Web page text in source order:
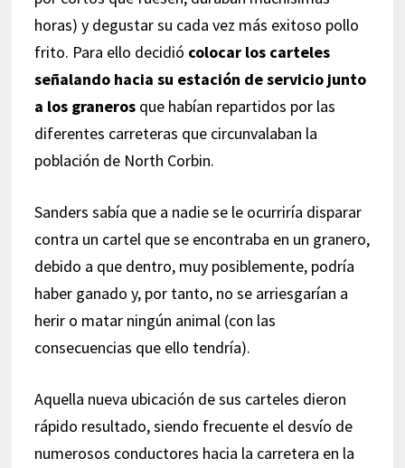
horas) y degustar su cada vez más exitoso pollo
frito. Para ello decidió colocar los carteles
señalando hacia su estación de servicio junto
a los granerosque habían repartidos por las
diferentes carreteras que circunvalaban la
población de North Corbin.
Sanders sabía que a nadie se le ocurriría disparar
contra un cartel que se encontraba en un granero,
debido a que dentro, muy posiblemente, podría
haber ganado y, por tanto, no se arriesgarían a
herir o matar ningún animal (con las
consecuencias que ello tendría).
Aquella nueva ubicación de sus carteles dieron
rápido resultado, siendo frecuente el desvío de
numerosos conductores hacia la carretera en la